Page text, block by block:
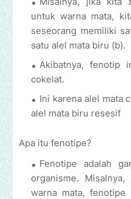
untuk warna mata,
seseorang memiliki
satu alel mata biru (b).
Akibatnya, fenotip
cokelat.
Ini karena alel mata
alel mata biru resesif
Apa itu fenotipe?
Fenotipe adalah
organisme.
warna mata,